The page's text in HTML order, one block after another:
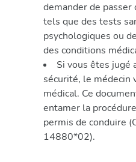
demander de
tels que des tests
psychologiques ou
des conditions
Si vous êtes jugé
sécurité, le médecin
médical. Ce
entamer la
permis de conduire
14880*02).